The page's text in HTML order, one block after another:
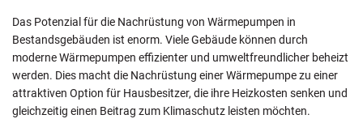
Das Potenzial für die Nachrüstung von Wärmepumpen in
Bestandsgebäuden ist enorm. Viele Gebäude können durch
moderne Wärmepumpen effizienter und umweltfreundlicher beheizt
werden. Dies macht die Nachrüstung einer Wärmepumpe zu einer
attraktiven Option für Hausbesitzer, die ihre Heizkosten senken und
gleichzeitig einen Beitrag zum Klimaschutz leisten möchten.